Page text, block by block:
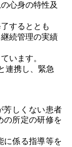
の心身の特性及
するととも
続管理の実績
ます。
連携し、緊急
芳しくない患者
の所定の研修を
係る指導等を